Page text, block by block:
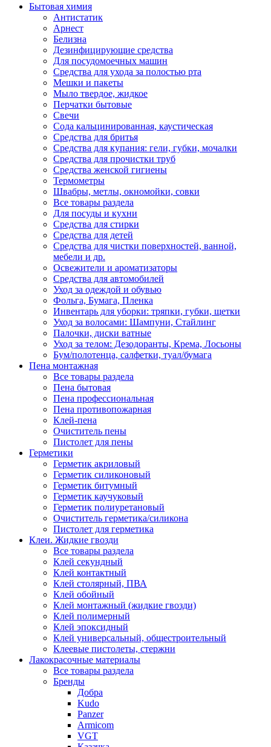
Бытовая химия
Антистатик
Арнест
Белизна
Дезинфицирующие средства
Для посудомоечных машин
Средства для ухода за полостью рта
Мешки и пакеты
Мыло твердое, жидкое
Перчатки бытовые
Свечи
Сода кальцинированная, каустическая
Средства для бритья
Средства для купания: гели, губки, мочалки
Средства для прочистки труб
Средства женской гигиены
Термометры
Швабры, метлы, окномойки, совки
Все товары раздела
Для посуды и кухни
Средства для стирки
Средства для детей
Средства для чистки поверхностей, ванной,
мебели и др.
Освежители и ароматизаторы
Средства для автомобилей
Уход за одеждой и обувью
Фольга, Бумага, Пленка
Инвентарь для уборки: тряпки, губки, щетки
Уход за волосами: Шампуни, Стайлинг
Палочки, диски ватные
Уход за телом: Дезодоранты, Крема, Лосьоны
Бум/полотенца, салфетки, туал/бумага
Пена монтажная
Все товары раздела
Пена бытовая
Пена профессиональная
Пена противопожарная
Клей-пена
Очиститель пены
Пистолет для пены
Герметики
Герметик акриловый
Герметик силиконовый
Герметик битумный
Герметик каучуковый
Герметик полиуретановый
Очиститель герметика/силикона
Пистолет для герметика
Клеи. Жидкие гвозди
Все товары раздела
Клей секундный
Клей контактный
Клей столярный, ПВА
Клей обойный
Клей монтажный (жидкие гвозди)
Клей полимерный
Клей эпоксидный
Клей универсальный, общестроительный
Клеевые пистолеты, стержни
Лакокрасочные материалы
Все товары раздела
Бренды
Добра
Kudo
Panzer
Armicom
VGT